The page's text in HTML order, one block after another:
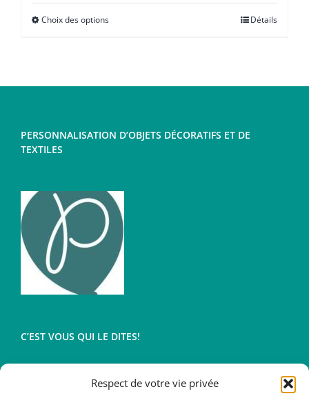
Respect de votre vie privée
Choix des optionsCe
options
choisies
sur
la
page
du
produit
Détails
PERSONNALISATION D’OBJETS DÉCORATIFS ET DE
TEXTILES
C’EST VOUS QUI LE DITES!
Conditions générales de vente